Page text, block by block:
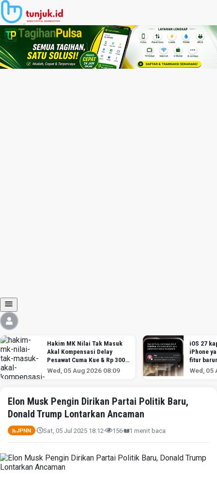
Hakim MK Nilai Tak Masuk
Akal Kompensasi Delay
Pesawat Cuma Kue & Rp 300
Ribu
Wed, 05 Aug 2026 08:09
iOS 27
iPhone
fitur
Wed, 05
Elon Musk Pengin Dirikan Partai Politik Baru,
Donald Trump Lontarkan Ancaman
JPNN Sat, 05 Jul 2025 18:12 156 1 menit baca